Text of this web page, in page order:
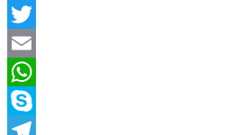
Facebook
Twitter
Email
WhatsApp
Skype